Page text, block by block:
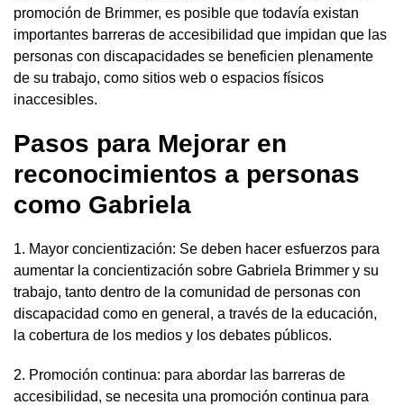
promoción de Brimmer, es posible que todavía existan
importantes barreras de accesibilidad que impidan que las
personas con discapacidades se beneficien plenamente
de su trabajo, como sitios web o espacios físicos
inaccesibles.
Pasos para Mejorar en
reconocimientos a personas
como Gabriela
1. Mayor concientización: Se deben hacer esfuerzos para
aumentar la concientización sobre Gabriela Brimmer y su
trabajo, tanto dentro de la comunidad de personas con
discapacidad como en general, a través de la educación,
la cobertura de los medios y los debates públicos.
2. Promoción continua: para abordar las barreras de
accesibilidad, se necesita una promoción continua para